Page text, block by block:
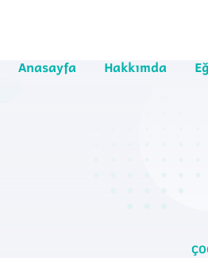
Anasayfa Hakkımda